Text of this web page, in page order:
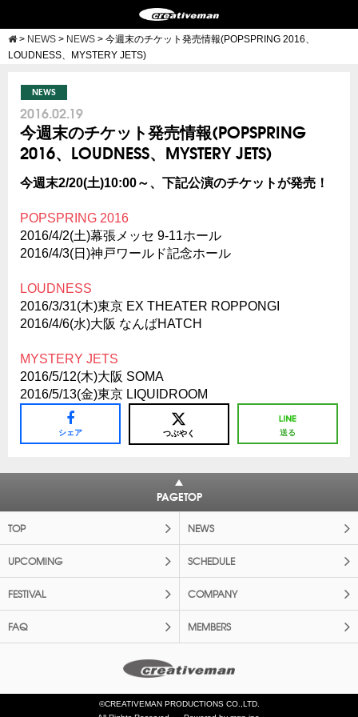
> NEWS > NEWS > 今週末のチケット発売情報(POPSPRING 2016、
LOUDNESS、MYSTERY JETS)
NEWS
2016.02.19
今週末のチケット発売情報(POPSPRING
2016、LOUDNESS、MYSTERY JETS)
今週末2/20(土)10:00～、下記公演のチケットが発売！
POPSPRING 2016
2016/4/2(土)幕張メッセ 9-11ホール
2016/4/3(日)神戸ワールド記念ホール
LOUDNESS
2016/3/31(木)東京 EX THEATER ROPPONGI
2016/4/6(水)大阪 なんばHATCH
MYSTERY JETS
2016/5/12(木)大阪 SOMA
2016/5/13(金)東京 LIQUIDROOM
シェア つぶやく 送る
PAGETOP
TOP NEWS
UPCOMING SCHEDULE
FESTIVAL COMPANY
FAQ MEMBERS
©CREATIVEMAN PRODUCTIONS CO.,LTD.